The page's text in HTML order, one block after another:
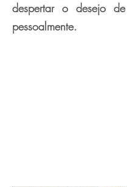
despertar o desejo de
pessoalmente.